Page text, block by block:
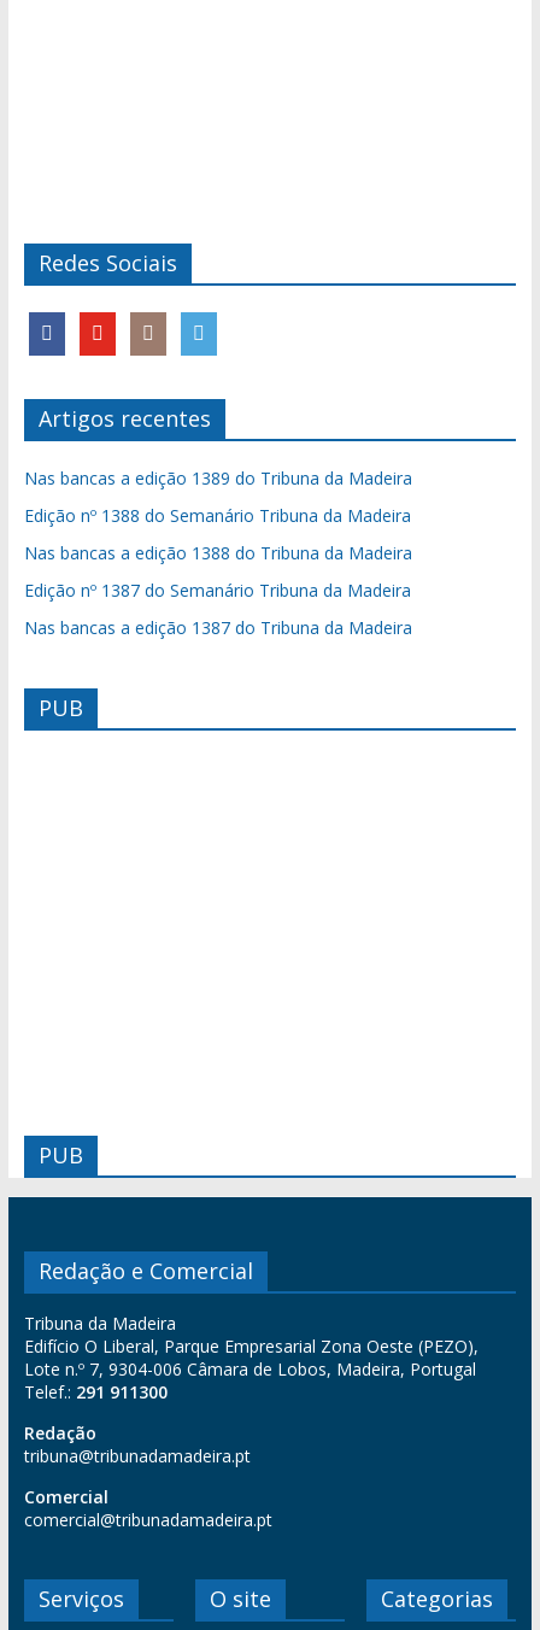
Redes Sociais
Artigos recentes
Nas bancas a edição 1389 do Tribuna da Madeira
Edição nº 1388 do Semanário Tribuna da Madeira
Nas bancas a edição 1388 do Tribuna da Madeira
Edição nº 1387 do Semanário Tribuna da Madeira
Nas bancas a edição 1387 do Tribuna da Madeira
PUB
PUB
Redação e Comercial
Tribuna da Madeira
Edifício O Liberal, Parque Empresarial Zona Oeste (PEZO),
Lote n.º 7, 9304-006 Câmara de Lobos, Madeira, Portugal
Telef.: 291 911300
Redação
tribuna@tribunadamadeira.pt
Comercial
comercial@tribunadamadeira.pt
Serviços O site Categorias